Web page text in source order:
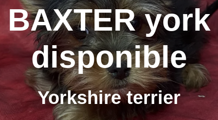
BAXTER york
disponible
Yorkshire terrier